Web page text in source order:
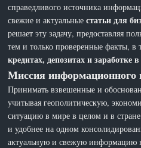
справедливого источника
свежие и актуальныестатьи для
решает эту задачу, предоставляя
тем и только проверенные факты, в
кредитах, депозитах и заработке
Миссия информационного
Принимать взвешенные и
учитывая геополитическую,
ситуацию в мире в целом и в
и удобнее на одном
актуальную и свежую информацию